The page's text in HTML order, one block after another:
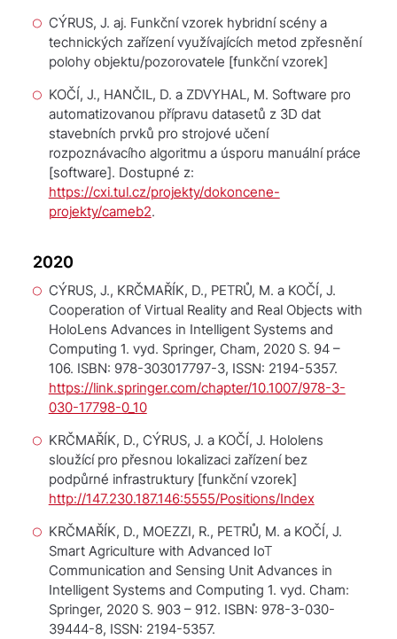
CÝRUS, J. aj. Funkční vzorek hybridní scény a
technických zařízení využívajících metod zpřesnění
polohy objektu/pozorovatele [funkční vzorek]
KOČÍ, J., HANČIL, D. a ZDVYHAL, M. Software pro
automatizovanou přípravu datasetů z 3D dat
stavebních prvků pro strojové učení
rozpoznávacího algoritmu a úsporu manuální práce
[software]. Dostupné z:
https://cxi.tul.cz/projekty/dokoncene-
projekty/cameb2.
2020
CÝRUS, J., KRČMAŘÍK, D., PETRŮ, M. a KOČÍ, J.
Cooperation of Virtual Reality and Real Objects with
HoloLens Advances in Intelligent Systems and
Computing 1. vyd. Springer, Cham, 2020 S. 94 –
106. ISBN: 978-303017797-3, ISSN: 2194-5357.
https://link.springer.com/chapter/10.1007/978-3-
030-17798-0_10
KRČMAŘÍK, D., CÝRUS, J. a KOČÍ, J. Hololens
sloužící pro přesnou lokalizaci zařízení bez
podpůrné infrastruktury[funkční vzorek]
http://147.230.187.146:5555/Positions/Index
KRČMAŘÍK, D., MOEZZI, R., PETRŮ, M. a KOČÍ, J.
Smart Agriculture with Advanced IoT
Communication and Sensing Unit Advances in
Intelligent Systems and Computing 1. vyd. Cham:
Springer, 2020 S. 903 – 912. ISBN: 978-3-030-
39444-8, ISSN: 2194-5357.